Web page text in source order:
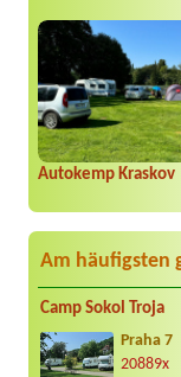
Autokemp Kraskov
Am häufigsten
Camp Sokol Troja
Praha 7
20889x